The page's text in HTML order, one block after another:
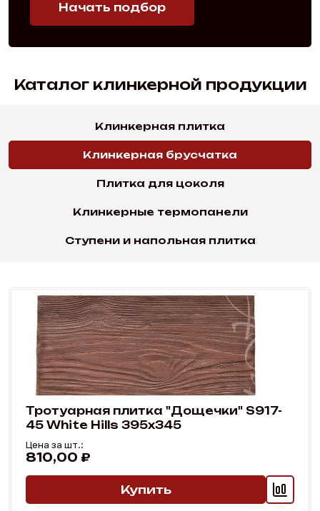
Начать подбор
Каталог клинкерной продукции
Клинкерная плитка
Клинкерная брусчатка
Плитка для цоколя
Клинкерные термопанели
Ступени и напольная плитка
Тротуарная плитка "Дощечки" S917-
45 White Hills 395х345
Цена за шт.:
810,00 ₽
Купить